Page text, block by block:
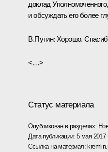
доклад
и обсуждать его более
В.Путин: Хорошо.
<…>
Статус материала
Опубликован в разделах:
Дата публикации:5 мая 2017
Ссылка на материал: